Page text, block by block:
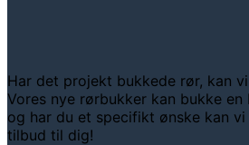
Har det projekt bukkede rør, kan
Vores nye rørbukker kan bukke
og har du et specifikt ønske kan
tilbud til dig!